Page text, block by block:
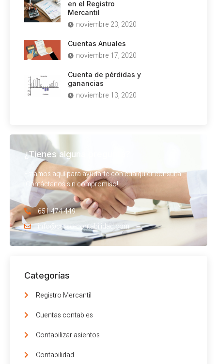
en el Registro
Mercantil
noviembre 23, 2020
Cuentas Anuales
noviembre 17, 2020
Cuenta de pérdidas y
ganancias
noviembre 13, 2020
¿Tienes alguna pregunta?
Estamos aquí para ayudarte con cualquier consulta.
¡Contáctanos sin compromiso!
651 474 449
info@curso-contabilidad.com
Categorías
Registro Mercantil
Cuentas contables
Contabilizar asientos
Contabilidad